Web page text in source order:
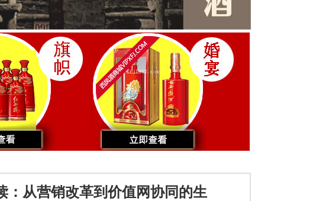
：从营销改革到价值网协同的生